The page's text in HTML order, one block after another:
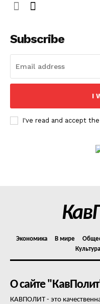
О нас
Политика
Subscribe
I
I've read and accept the
Экономика В мире
Культура
О сайте
КАВПОЛИТ - это